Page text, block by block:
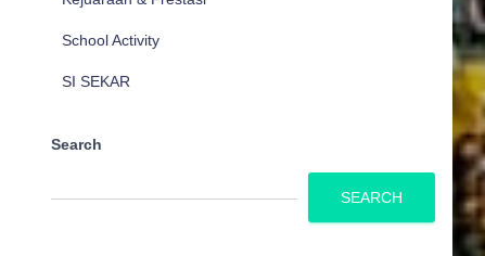
School Activity
SI SEKAR
Search
SEARCH